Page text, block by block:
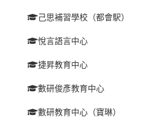
己思補習學校（都會駅）
悅言語言中心
捷昇教育中心
數研俊彥教育中心
數研教育中心（寶琳）